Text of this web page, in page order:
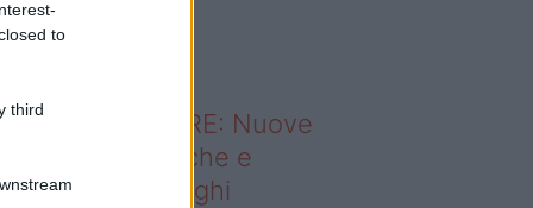
to
third
sapevi che...
ABITARE: Nuove
domestiche e
dei luoghi